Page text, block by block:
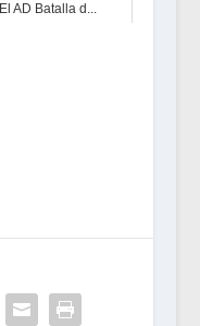
El AD Batalla d...